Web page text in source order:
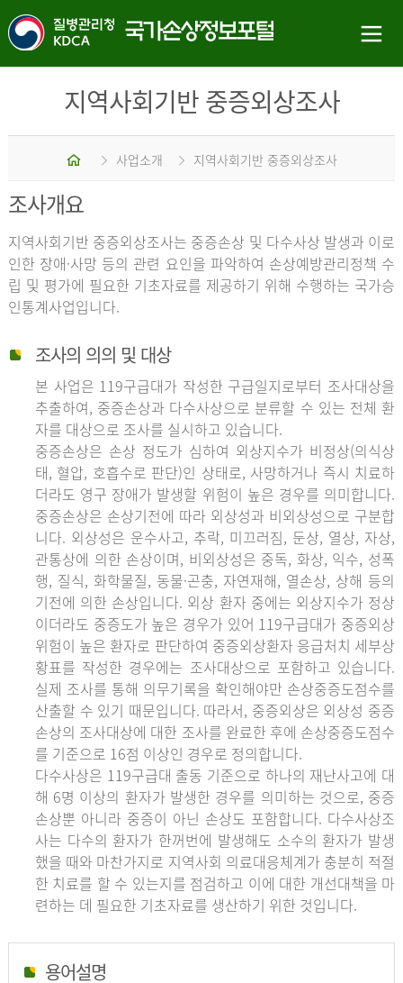
지역사회기반 중증외상조사
홈 사업소개 지역사회기반 중증외상조사
조사개요
지역사회기반 중증외상조사는 중증손상 및 다수사상 발생과 이로
인한 장애·사망 등의 관련 요인을 파악하여 손상예방관리정책 수
립 및 평가에 필요한 기초자료를 제공하기 위해 수행하는 국가승
인통계사업입니다.
조사의 의의 및 대상
본 사업은 119구급대가 작성한 구급일지로부터 조사대상을
추출하여, 중증손상과 다수사상으로 분류할 수 있는 전체 환
자를 대상으로 조사를 실시하고 있습니다.
중증손상은 손상 정도가 심하여 외상지수가 비정상(의식상
태, 혈압, 호흡수로 판단)인 상태로, 사망하거나 즉시 치료하
더라도 영구 장애가 발생할 위험이 높은 경우를 의미합니다.
중증손상은 손상기전에 따라 외상성과 비외상성으로 구분합
니다. 외상성은 운수사고, 추락, 미끄러짐, 둔상, 열상, 자상,
관통상에 의한 손상이며, 비외상성은 중독, 화상, 익수, 성폭
행, 질식, 화학물질, 동물·곤충, 자연재해, 열손상, 상해 등의
기전에 의한 손상입니다. 외상 환자 중에는 외상지수가 정상
이더라도 중증도가 높은 경우가 있어 119구급대가 중증외상
위험이 높은 환자로 판단하여 중증외상환자 응급처치 세부상
황표를 작성한 경우에는 조사대상으로 포함하고 있습니다.
실제 조사를 통해 의무기록을 확인해야만 손상중증도점수를
산출할 수 있기 때문입니다. 따라서, 중증외상은 외상성 중증
손상의 조사대상에 대한 조사를 완료한 후에 손상중증도점수
를 기준으로 16점 이상인 경우로 정의합니다.
다수사상은 119구급대 출동 기준으로 하나의 재난사고에 대
해 6명 이상의 환자가 발생한 경우를 의미하는 것으로, 중증
손상뿐 아니라 중증이 아닌 손상도 포함합니다. 다수사상조
사는 다수의 환자가 한꺼번에 발생해도 소수의 환자가 발생
했을 때와 마찬가지로 지역사회 의료대응체계가 충분히 적절
한 치료를 할 수 있는지를 점검하고 이에 대한 개선대책을 마
련하는 데 필요한 기초자료를 생산하기 위한 것입니다.
용어설명